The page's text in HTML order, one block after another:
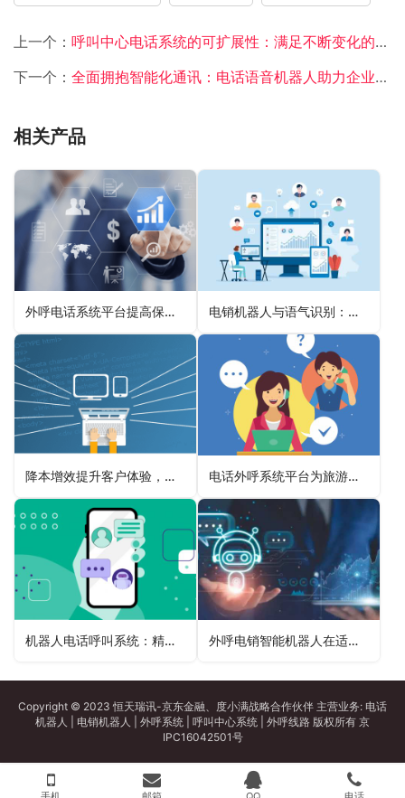
上一个： 呼叫中心电话系统的可扩展性：满足不断变化的业务需求
下一个： 全面拥抱智能化通讯：电话语音机器人助力企业提升竞争力
相关产品
外呼电话系统平台提高保险理赔沟通效率 电销机器人与语气识别：探索智能沟通新维度
降本增效提升客户体验，机器人客服表现出色 电话外呼系统平台为旅游线路推荐带来的高效沟通
机器人电话呼叫系统：精准营销的得力助手，创造销售奇迹 外呼电销智能机器人在适应市场变化中的灵活应用
Copyright © 2023 恒天瑞讯-京东金融、度小满战略合作伙伴 主营业务: 电话
机器人
电销机器人 外呼系统 呼叫中心系统 外呼线路 版权所有 京
IPC16042501号